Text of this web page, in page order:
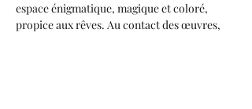
espace énigmatique, magique et coloré,
propice aux rêves. Au contact des œuvres,